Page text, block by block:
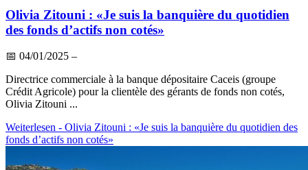
Olivia Zitouni : «Je suis la banquière du quotidien
des fonds d’actifs non cotés»
📅 04/01/2025 –
Directrice commerciale à la banque dépositaire Caceis (groupe
Crédit Agricole) pour la clientèle des gérants de fonds non cotés,
Olivia Zitouni ...
Weiterlesen - Olivia Zitouni : «Je suis la banquière du quotidien des
fonds d’actifs non cotés»